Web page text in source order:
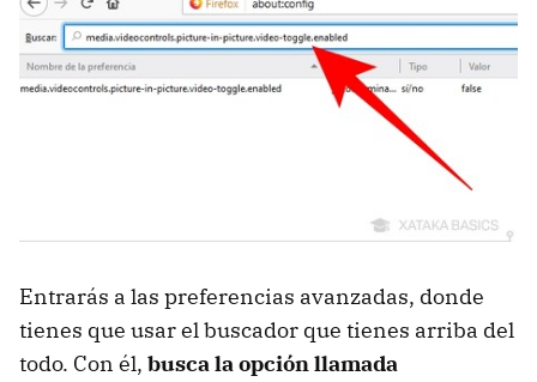
Entrarás a las preferencias avanzadas, donde
tienes que usar el buscador que tienes arriba del
todo. Con él, busca la opción llamada